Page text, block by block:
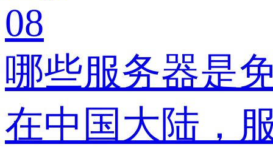
08
哪些服务器是
在中国大陆，